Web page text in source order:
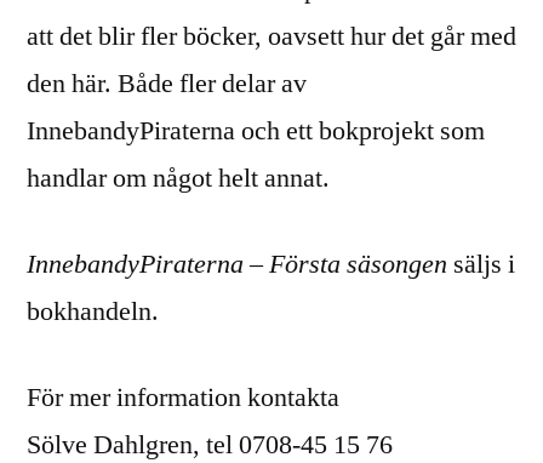
att det blir fler böcker, oavsett hur det går med
den här. Både fler delar av
InnebandyPiraterna och ett bokprojekt som
handlar om något helt annat.
InnebandyPiraterna – Första säsongen säljs i
bokhandeln.
För mer information kontakta
Sölve Dahlgren, tel 0708-45 15 76